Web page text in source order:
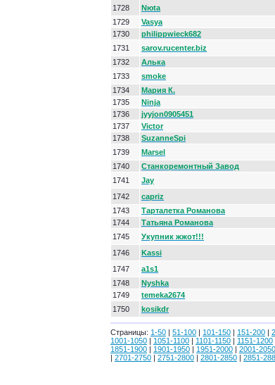
1728
Nюta
1729
Vasya
1730
philippwieck682
1731
sarov.rucenter.biz
1732
Алька
1733
smoke
1734
Мария К.
1735
Ninja
1736
jyyjon0905451
1737
Victor
1738
SuzanneSpi
1739
Marsel
1740
Станкоремонтный Завод
1741
Jay
1742
capriz
1743
Тарталетка Романова
1744
Татьяна Романова
1745
Укупник жжот!!!
1746
Kassi
1747
a1s1
1748
Nyshka
1749
temeka2674
1750
kosikdr
Страницы: 1-50 | 51-100 | 101-150 | 151-200 |
1001-1050 | 1051-1100 | 1101-1150 | 1151-1200
1851-1900 | 1901-1950 | 1951-2000 | 2001-2050
| 2701-2750 | 2751-2800 | 2801-2850 | 2851-